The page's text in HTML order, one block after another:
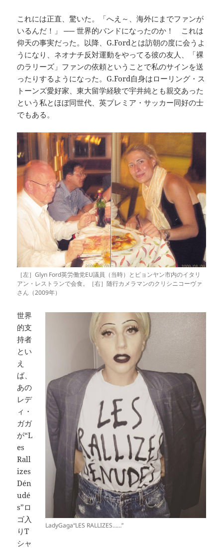
これには正直、驚いた。「へえ～、海外にまでファンが
いるんだ！」 ── 世界的バンドになったのか！ これは
仰天の事実だった。以降、G.Fordとは訪朝の度に会うよ
うになり、ネオナチ反対運動をやってる彼の友人、「裸
のラリーズ」ファンの依頼ということで私のサインを送
ったりするようになった。G.Ford自身はローリング・ス
トーンズ愛好家、東大留学経験で宇井純とも親交あった
という私とほぼ同世代、英プレミア・サッカー同好の士
でもある。
［左］Glyn Ford英労働党EU議員（当時）とピョンヤン市内のイタリ
アン・レストランで会食。［右］随行カメラマンのクリシニコーヴァ
さん（2009年）
LadyGaga“LES RALLIZES……”
世界
的支
持者
とい
え
ば、
あの
レデ
ィ・
ガガ
が“L
es
Rall
izes
Dén
udé
s”ロ
ゴ入
りT
シャ